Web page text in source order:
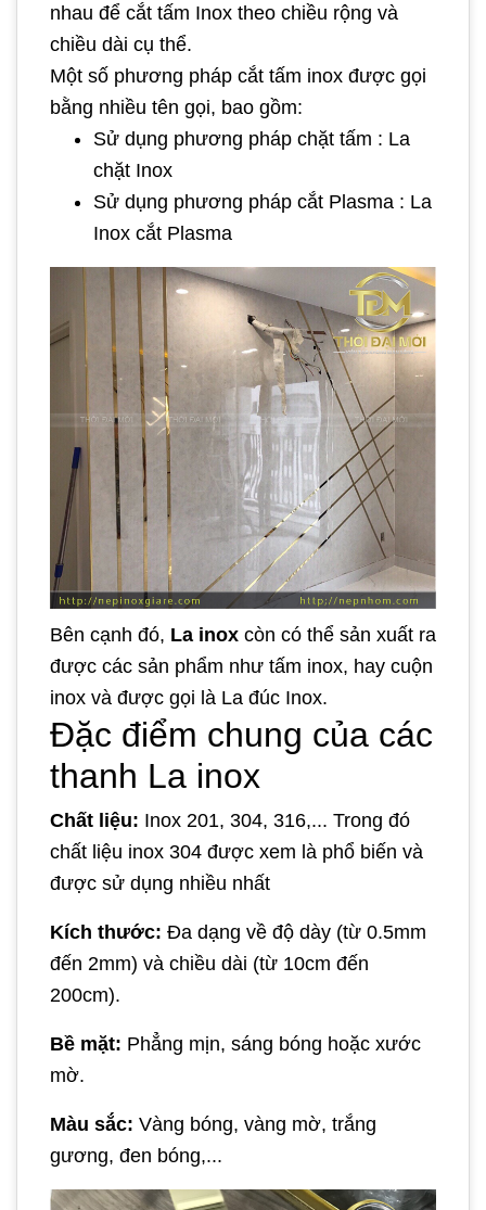
nhau để cắt tấm Inox theo chiều rộng và
chiều dài cụ thể.
Một số phương pháp cắt tấm inox được gọi
bằng nhiều tên gọi, bao gồm:
Sử dụng phương pháp chặt tấm : La
chặt Inox
Sử dụng phương pháp cắt Plasma : La
Inox cắt Plasma
Bên cạnh đó, La inox còn có thể sản xuất ra
được các sản phẩm như tấm inox, hay cuộn
inox và được gọi là La đúc Inox.
Đặc điểm chung của các
thanh La inox
Chất liệu: Inox 201, 304, 316,... Trong đó
chất liệu inox 304 được xem là phổ biến và
được sử dụng nhiều nhất
Kích thước: Đa dạng về độ dày (từ 0.5mm
đến 2mm) và chiều dài (từ 10cm đến
200cm).
Bề mặt: Phẳng mịn, sáng bóng hoặc xước
mờ.
Màu sắc: Vàng bóng, vàng mờ, trắng
gương, đen bóng,...